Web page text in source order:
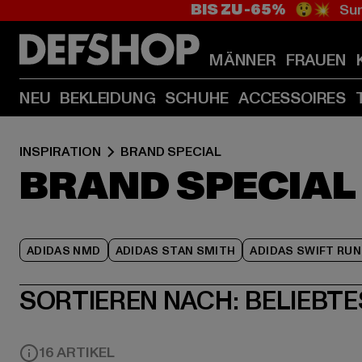
BIS ZU -65% 😲💥
MÄNNER FRAUEN
NEU BEKLEIDUNG SCHUHE ACCESSOIRES
INSPIRATION BRAND SPECIAL
BRAND SPECIAL
ADIDAS NMD ADIDAS STAN SMITH ADIDAS SWIFT RUN
SORTIEREN NACH:
16 ARTIKEL